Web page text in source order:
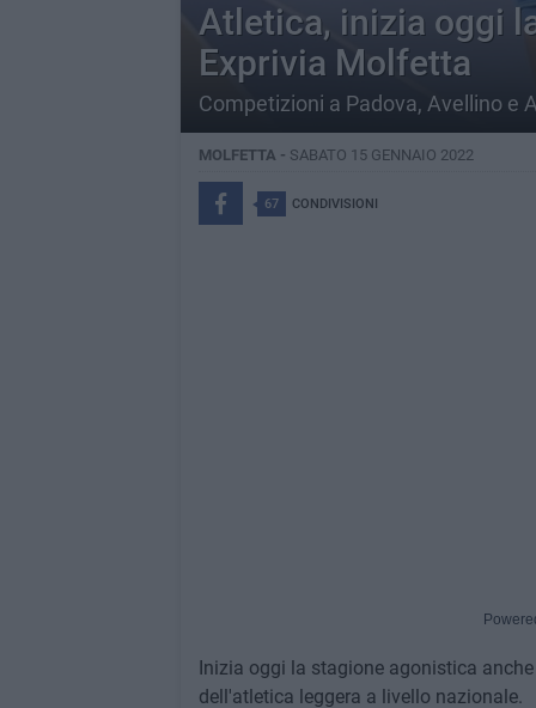
Atletica, inizia oggi
Exprivia Molfetta
Competizioni a Padova, Avellino e
MOLFETTA - SABATO 15 GENNAIO 2022
67 CONDIVISIONI
Inizia oggi la stagione agonistica
dell'atletica leggera a livello nazionale.